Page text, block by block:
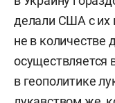
делали США с их
не в количестве
осуществляется
в геополитике